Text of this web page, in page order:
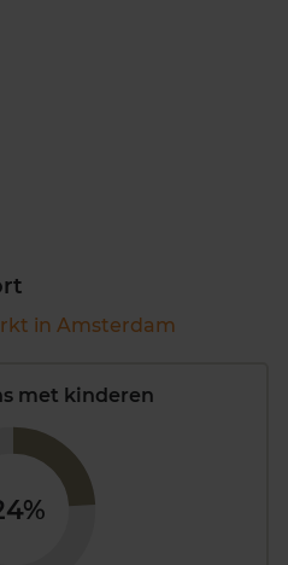
in Amsterdam
met kinderen